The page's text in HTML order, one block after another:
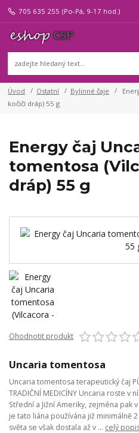
705 635 255 (Po-Pá, 9-17 hod.)
Úvod Ostatní Bylinné čaje
kočičí dráp) 55 g
Energy čaj
tomentosa
dráp) 55 g
Ohodnotit produkt
Uncaria tomentosa
Uncaria tomentosa terapeutický čaj
TRADIČNÍ MEDICÍNY Uncaria roste v
Střední a Jižní Ameriky, zejména pak
je tato liána používána již minimálně
světa se však dostala až v ... celý